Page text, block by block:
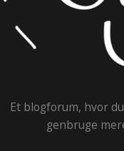
Et blogforum, hvor
genbruge